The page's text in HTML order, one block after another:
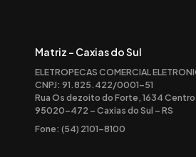
Matriz - Caxias do Sul
ELETROPECAS COMERCIAL
CNPJ: 91.825.422/0001-51
Rua Os dezoito do Forte, 1634 Centro
95020-472 – Caxias do Sul – RS
Fone: (54) 2101-8100